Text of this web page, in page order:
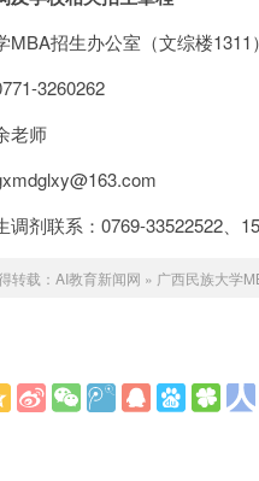
MBA招生办公室（文综楼1311）
3260262
老师
调剂联系：0769-33522522、
转载： AI教育新闻网 » 广西民族大学